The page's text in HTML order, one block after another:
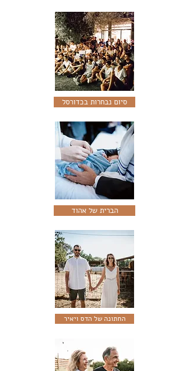
סיום נבחרות בכדורסל
הברית של אהוד
החתונה של הדס ויאיר